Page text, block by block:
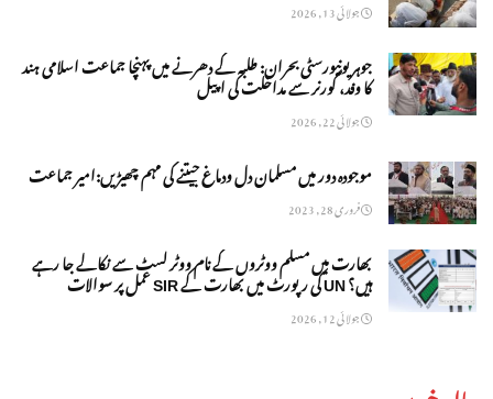
جولائی 13, 2026
جوہر یونیورسٹی بحران: طلبہ کے دھرنے میں پہنچا جماعت اسلامی ہند
کا وفد، گورنر سے مداخلت کی اپیل
جولائی 22, 2026
موجودہ دور میں مسلمان دل ودماغ جیتنے کی مہم چھیڑیں:امیر جماعت
فروری 28, 2023
بھارت میں مسلم ووٹروں کے نام ووٹر لسٹ سے نکالے جا رہے
ہیں؟ UN کی رپورٹ میں بھارت کے SIR عمل پر سوالات
جولائی 12, 2026